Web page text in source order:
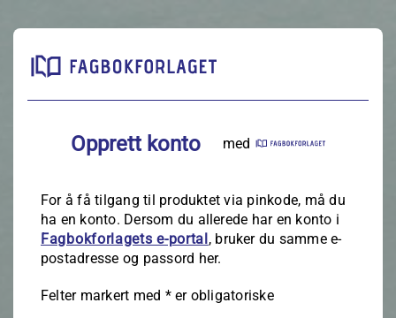
Opprett konto med
For å få tilgang til produktet via pinkode, må du
ha en konto. Dersom du allerede har en konto i
Fagbokforlagets e‑portal, bruker du samme e-
postadresse og passord her.
Felter markert med *er obligatoriske